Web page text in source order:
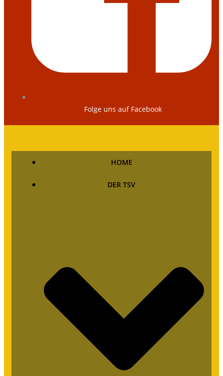
Folge uns auf Facebook
HOME
DER TSV